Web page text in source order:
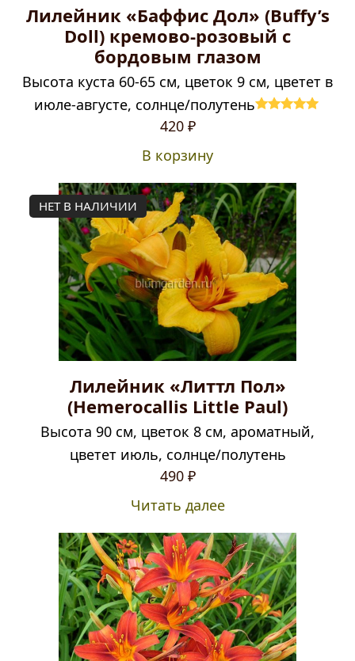
Лилейник «Баффис Дол» (Buffy’s
Doll) кремово-розовый с
бордовым глазом
Высота куста 60-65 см, цветок 9 см, цветет в
июле-августе, солнце/полутень
420 ₽
В корзину
НЕТ В НАЛИЧИИ
Лилейник «Литтл Пол»
(Hemerocallis Little Paul)
Высота 90 см, цветок 8 см, ароматный,
цветет июль, солнце/полутень
490 ₽
Читать далее